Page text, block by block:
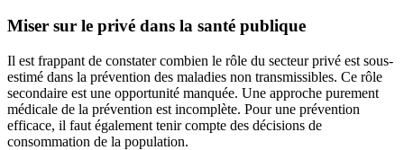
Miser sur le privé dans la santé publique
Il est frappant de constater combien le rôle du secteur privé est sous-
estimé dans la prévention des maladies non transmissibles. Ce rôle
secondaire est une opportunité manquée. Une approche purement
médicale de la prévention est incomplète. Pour une prévention
efficace, il faut également tenir compte des décisions de
consommation de la population.